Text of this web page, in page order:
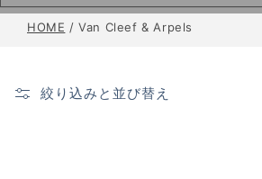
HOME /Van Cleef & Arpels
絞り込みと並び替え